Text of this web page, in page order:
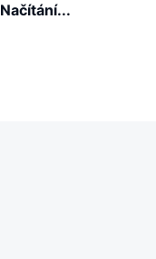
Načítání...